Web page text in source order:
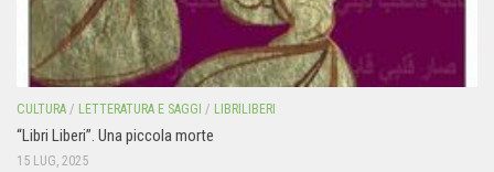
CULTURA / LETTERATURA E SAGGI / LIBRILIBERI
“Libri Liberi”. Una piccola morte
15 LUG, 2025